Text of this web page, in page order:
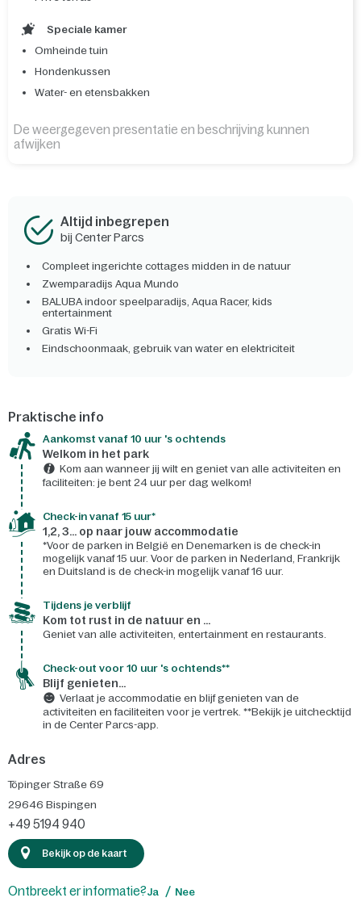
Speciale kamer
Omheinde tuin
Hondenkussen
Water- en etensbakken
De weergegeven presentatie en beschrijving kunnen
afwijken
Altijd inbegrepen
bij Center Parcs
Compleet ingerichte cottages midden in de natuur
Zwemparadijs Aqua Mundo
BALUBA indoor speelparadijs, Aqua Racer, kids
entertainment
Gratis Wi-Fi
Eindschoonmaak, gebruik van water en elektriciteit
Praktische info
Aankomst vanaf 10 uur 's ochtends
Welkom in het park
Kom aan wanneer jij wilt en geniet van alle activiteiten en
faciliteiten: je bent 24 uur per dag welkom!
Check-in vanaf 15 uur*
1,2, 3... op naar jouw accommodatie
*Voor de parken in België en Denemarken is de check-in
mogelijk vanaf 15 uur. Voor de parken in Nederland, Frankrijk
en Duitsland is de check-in mogelijk vanaf 16 uur.
Tijdens je verblijf
Kom tot rust in de natuur en ...
Geniet van alle activiteiten, entertainment en restaurants.
Check-out voor 10 uur 's ochtends**
Blijf genieten...
Verlaat je accommodatie en blijf genieten van de
activiteiten en faciliteiten voor je vertrek. **Bekijk je uitchecktijd
in de Center Parcs-app.
Adres
Töpinger Straße 69
29646 Bispingen
+49 5194 940
Bekijk op de kaart
Ontbreekt er informatie?Ja Nee